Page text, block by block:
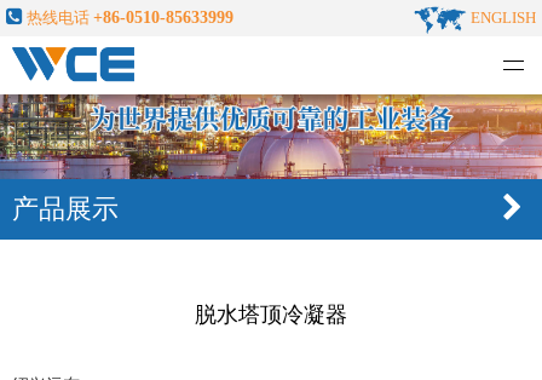
热线电话 +86-0510-85633999 ENGLISH
无锡化工装备股份有限公司
产品展示
脱水塔顶冷凝器